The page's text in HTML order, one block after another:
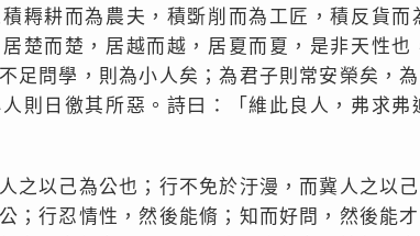
耨耕而為農夫，積斲削而為工匠，積反貨
楚而楚，居越而越，居夏而夏，是非天性
足問學，則為小人矣；為君子則常安榮矣，
則日徼其所惡。詩曰：「維此良人，弗求
之以己為公也；行不免於汙漫，而冀人之以
；行忍情性，然後能脩；知而好問，然後能